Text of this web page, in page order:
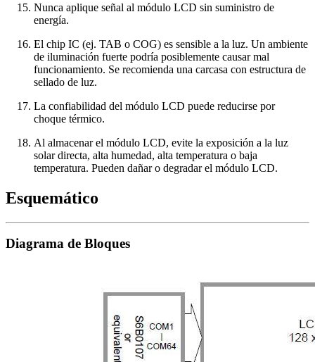
Nunca aplique señal al módulo LCD sin suministro de
energía.
El chip IC (ej. TAB o COG) es sensible a la luz. Un ambiente
de iluminación fuerte podría posiblemente causar mal
funcionamiento. Se recomienda una carcasa con estructura de
sellado de luz.
La confiabilidad del módulo LCD puede reducirse por
choque térmico.
Al almacenar el módulo LCD, evite la exposición a la luz
solar directa, alta humedad, alta temperatura o baja
temperatura. Pueden dañar o degradar el módulo LCD.
Esquemático
Diagrama de Bloques